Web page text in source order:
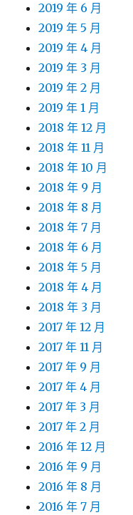
2019 年 6 月
2019 年 5 月
2019 年 4 月
2019 年 3 月
2019 年 2 月
2019 年 1 月
2018 年 12 月
2018 年 11 月
2018 年 10 月
2018 年 9 月
2018 年 8 月
2018 年 7 月
2018 年 6 月
2018 年 5 月
2018 年 4 月
2018 年 3 月
2017 年 12 月
2017 年 11 月
2017 年 9 月
2017 年 4 月
2017 年 3 月
2017 年 2 月
2016 年 12 月
2016 年 9 月
2016 年 8 月
2016 年 7 月